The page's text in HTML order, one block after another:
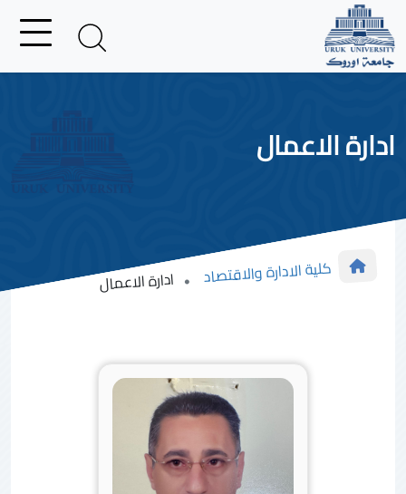
ادارة الاعمال
كلية الادارة والاقتصاد ادارة الاعمال